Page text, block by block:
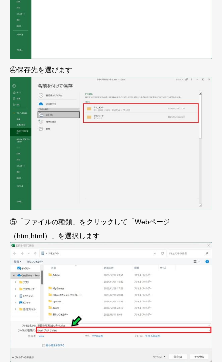
④保存先を選びます
⑤「ファイルの種類」をクリックして「Webページ
（htm,html）」を選択します